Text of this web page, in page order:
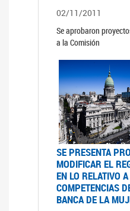
02/11/2011
Se aprobaron
a la Comisión
SE PRESENTA
MODIFICAR EL
EN LO RELATIVO
COMPETENCIAS
BANCA DE LA